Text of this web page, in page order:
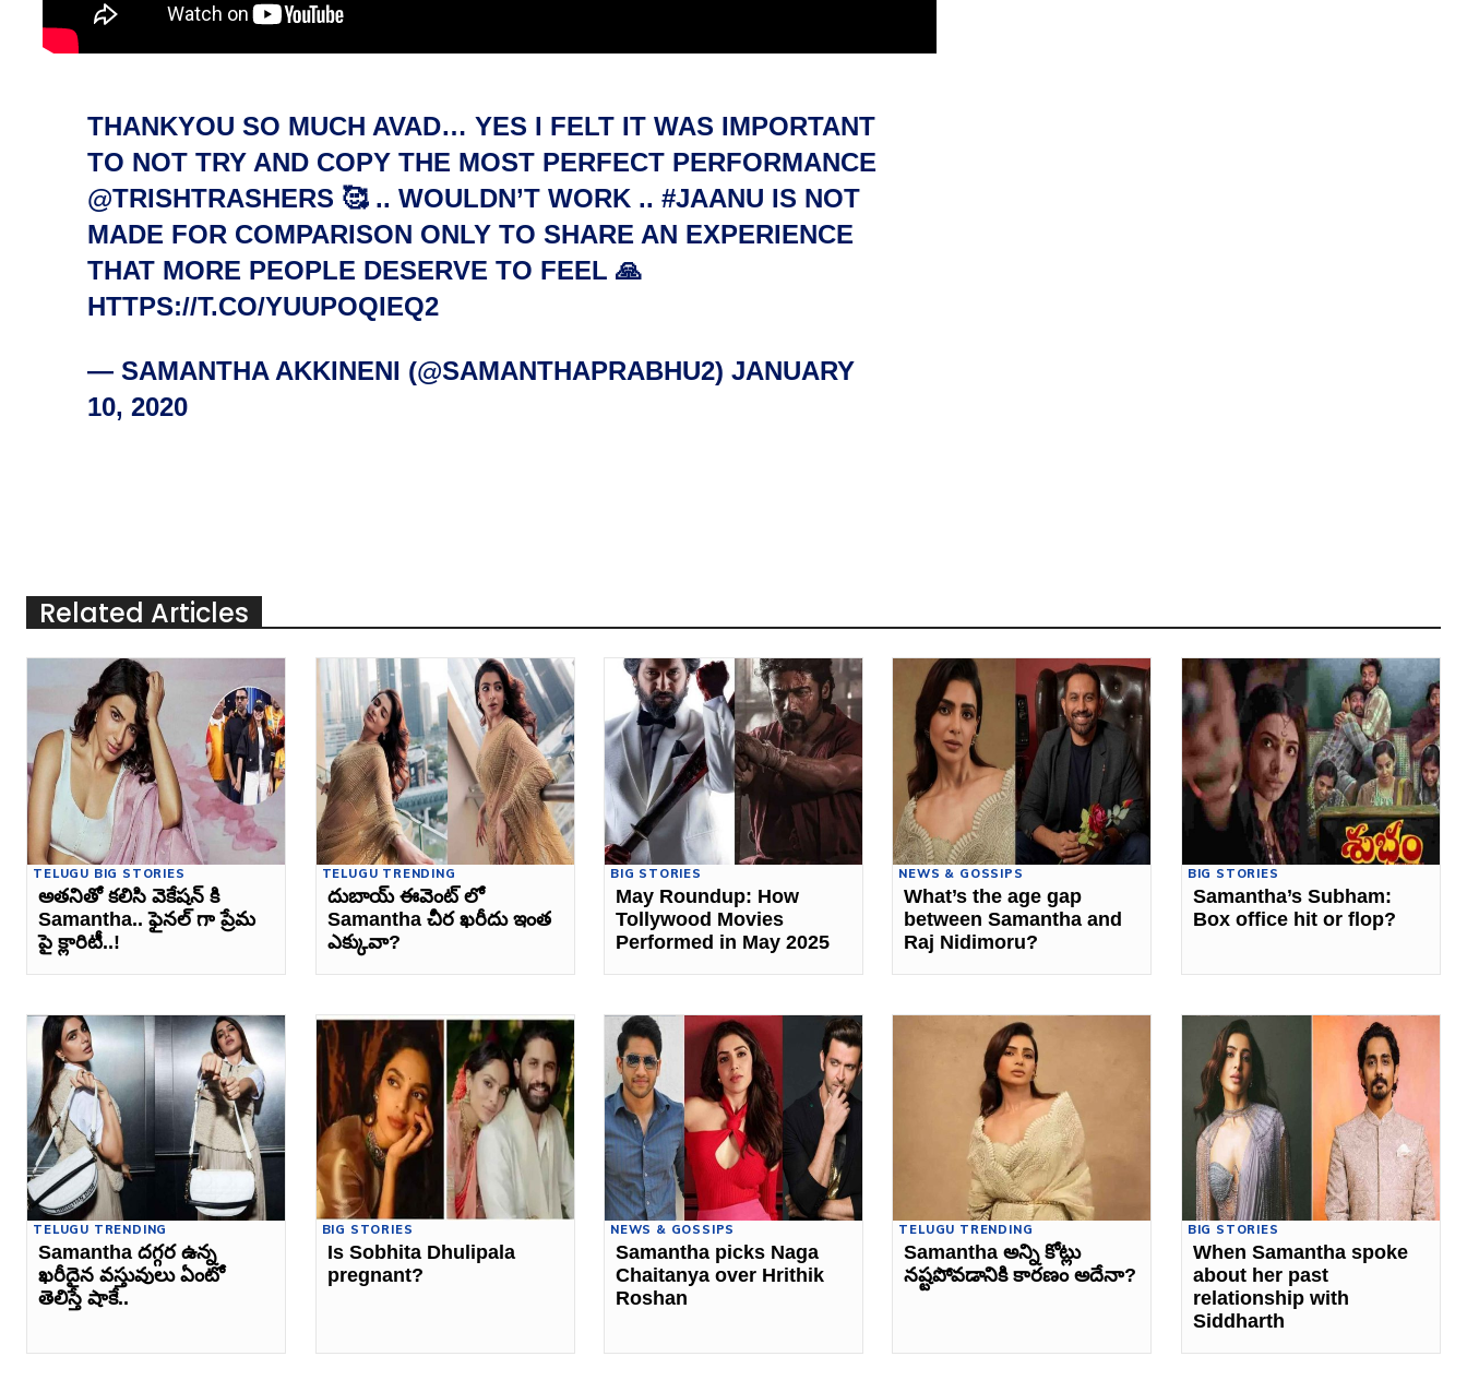
THANKYOU SO MUCH AVAD… YES I FELT IT WAS IMPORTANT
TO NOT TRY AND COPY THE MOST PERFECT PERFORMANCE
@TRISHTRASHERS 🥰 .. WOULDN’T WORK .. #JAANU IS NOT
MADE FOR COMPARISON ONLY TO SHARE AN EXPERIENCE
THAT MORE PEOPLE DESERVE TO FEEL 🙏
HTTPS://T.CO/YUUPOQIEQ2
— SAMANTHA AKKINENI (@SAMANTHAPRABHU2) JANUARY
10, 2020
Related Articles
TELUGU BIG STORIES
అతనితో కలిసి వెకేషన్ కి
Samantha.. ఫైనల్ గా ప్రేమ
పై క్లారిటీ..!
TELUGU TRENDING
దుబాయ్ ఈవెంట్ లో
Samantha చీర ఖరీదు ఇంత
ఎక్కువా?
BIG STORIES
May Roundup: How
Tollywood Movies
Performed in May 2025
NEWS & GOSSIPS
What’s the age gap
between Samantha and
Raj Nidimoru?
BIG STORIES
Samantha’s Subham:
Box office hit or flop?
TELUGU TRENDING
Samantha దగ్గర ఉన్న
ఖరీదైన వస్తువులు ఏంటో
తెలిస్తే షాకే..
BIG STORIES
Is Sobhita Dhulipala
pregnant?
NEWS & GOSSIPS
Samantha picks Naga
Chaitanya over Hrithik
Roshan
TELUGU TRENDING
Samantha అన్ని కోట్లు
నష్టపోవడానికి కారణం అదేనా?
BIG STORIES
When Samantha spoke
about her past
relationship with
Siddharth